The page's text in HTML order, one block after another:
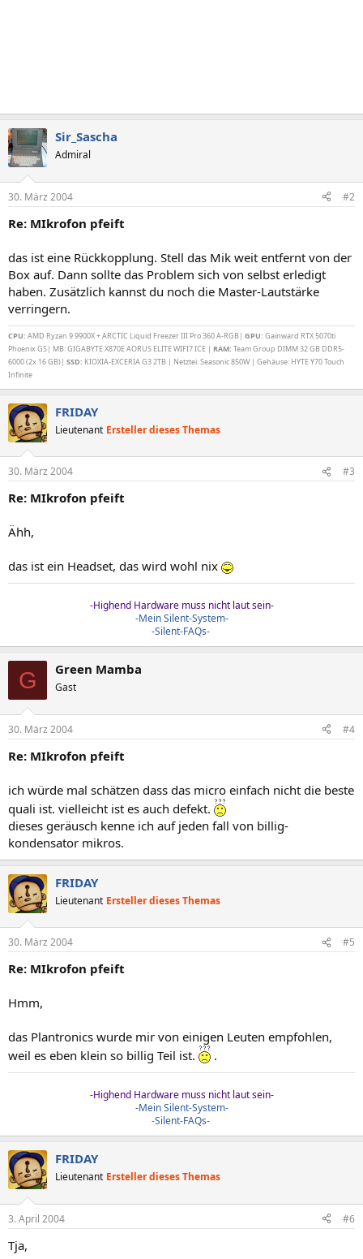
Sir_Sascha
Admiral
30. März 2004 #2
Re: MIkrofon pfeift
das ist eine Rückkopplung. Stell das Mik weit entfernt von der
Box auf. Dann sollte das Problem sich von selbst erledigt
haben. Zusätzlich kannst du noch die Master-Lautstärke
verringern.
CPU: AMD Ryzan 9 9900X + ARCTIC Liquid Freezer III Pro 360 A-RGB| GPU: Gainward RTX 5070ti
Phoenix GS| MB: GIGABYTE X870E AORUS ELITE WIFI7 ICE | RAM: Team Group DIMM 32 GB DDR5-
6000 (2x 16 GB)| SSD: KIOXIA-EXCERIA G3 2TB | Netztei: Seasonic 850W | Gehäuse: HYTE Y70 Touch
Infinite
FRIDAY
Lieutenant Ersteller dieses Themas
30. März 2004 #3
Re: MIkrofon pfeift
Ähh,
das ist ein Headset, das wird wohl nix
-Highend Hardware muss nicht laut sein-
-Mein Silent-System-
-Silent-FAQs-
G Green Mamba
Gast
30. März 2004 #4
Re: MIkrofon pfeift
ich würde mal schätzen dass das micro einfach nicht die beste
quali ist. vielleicht ist es auch defekt.
dieses geräusch kenne ich auf jeden fall von billig-
kondensator mikros.
FRIDAY
Lieutenant Ersteller dieses Themas
30. März 2004 #5
Re: MIkrofon pfeift
Hmm,
das Plantronics wurde mir von einigen Leuten empfohlen,
weil es eben klein so billig Teil ist.
.
-Highend Hardware muss nicht laut sein-
-Mein Silent-System-
-Silent-FAQs-
FRIDAY
Lieutenant Ersteller dieses Themas
3. April 2004 #6
Tja,